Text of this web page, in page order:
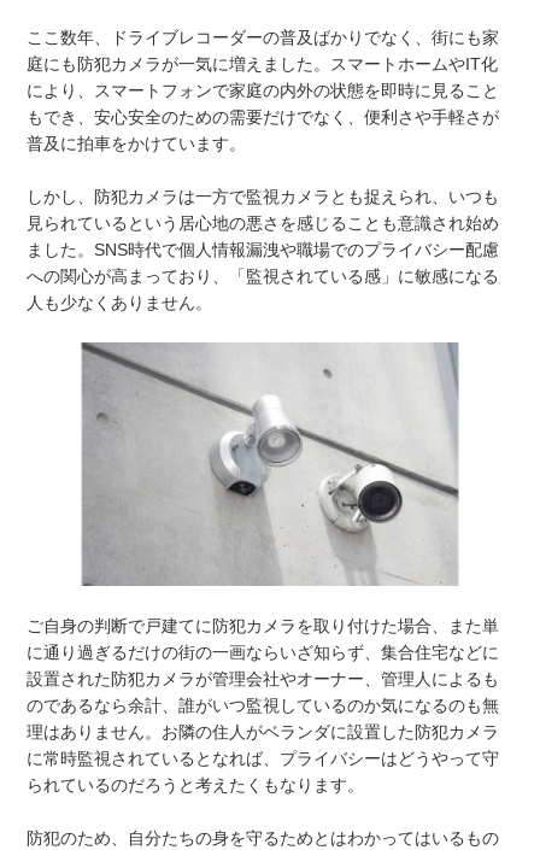
ここ数年、ドライブレコーダーの普及ばかりでなく、街にも家
庭にも防犯カメラが一気に増えました。スマートホームやIT化
により、スマートフォンで家庭の内外の状態を即時に見ること
もでき、安心安全のための需要だけでなく、便利さや手軽さが
普及に拍車をかけています。
しかし、防犯カメラは一方で監視カメラとも捉えられ、いつも
見られているという居心地の悪さを感じることも意識され始め
ました。SNS時代で個人情報漏洩や職場でのプライバシー配慮
への関心が高まっており、「監視されている感」に敏感になる
人も少なくありません。
ご自身の判断で戸建てに防犯カメラを取り付けた場合、また単
に通り過ぎるだけの街の一画ならいざ知らず、集合住宅などに
設置された防犯カメラが管理会社やオーナー、管理人によるも
のであるなら余計、誰がいつ監視しているのか気になるのも無
理はありません。お隣の住人がベランダに設置した防犯カメラ
に常時監視されているとなれば、プライバシーはどうやって守
られているのだろうと考えたくもなります。
防犯のため、自分たちの身を守るためとはわかってはいるもの